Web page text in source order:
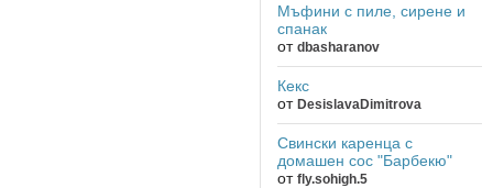
Мъфини с пиле, сирене и
спанак
от dbasharanov
Кекс
от DesislavaDimitrova
Свински каренца с
домашен сос "Барбекю"
от fly.sohigh.5